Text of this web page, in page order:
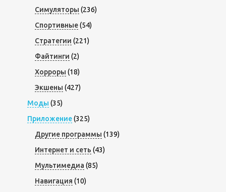
Симуляторы (236)
Спортивные(54)
Стратегии (221)
Файтинги (2)
Хорроры (18)
Экшены (427)
Моды (35)
Приложение(325)
Другие программы (139)
Интернет и сеть (43)
Мультимедиа (85)
Навигация (10)